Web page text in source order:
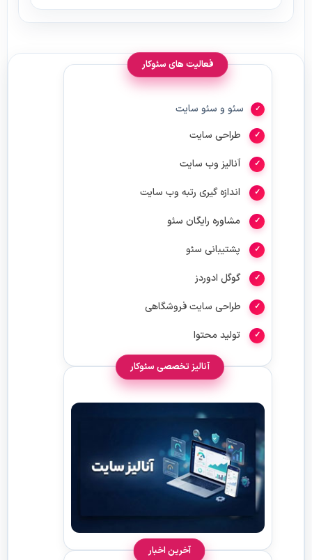
فعالیت های سئوکار
سئو و سئو سایت
طراحی سایت
آنالیز وب سایت
اندازه گیری رتبه وب سایت
مشاوره رایگان سئو
پشتیبانی سئو
گوگل ادوردز
طراحی سایت فروشگاهی
تولید محتوا
آنالیز تخصصی سئوکار
آخرین اخبار